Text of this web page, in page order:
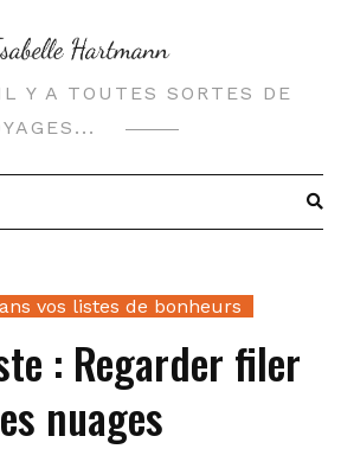
Y A TOUTES SORTES DE
vos listes de bonheurs
: Regarder filer
nuages